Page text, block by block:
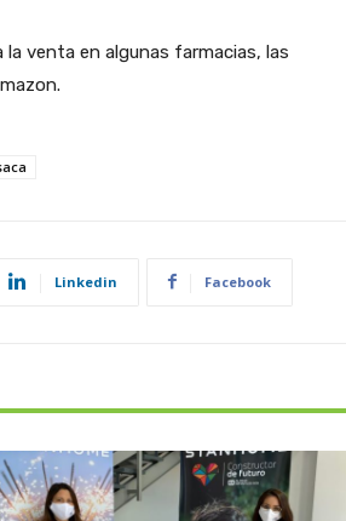
venta en algunas farmacias, las
Linkedin Facebook